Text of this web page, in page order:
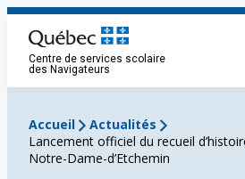
Aller
contenu
Centre de services scolaire
des Navigateurs
Accueil
Actualités
Lancement officiel du recueil
Notre-Dame-d’Etchemin